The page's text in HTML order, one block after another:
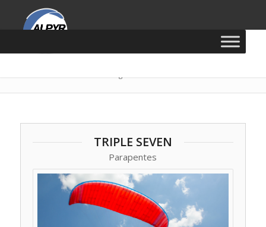
TRIPLE SEVEN
Parapentes